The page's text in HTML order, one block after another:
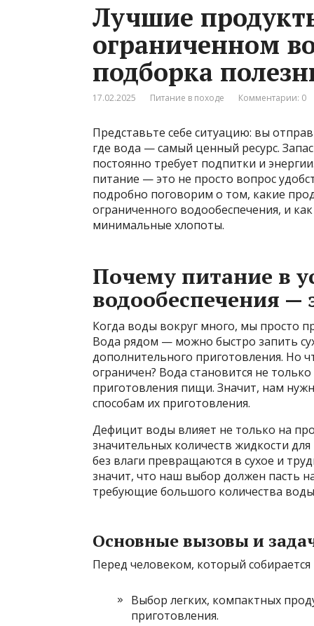
Лучшие
ограниченном
подборка
17.02.2025 Питание в походе Комментарии: 0
Представьте себе ситуацию: вы
где вода — самый ценный ресурс.
постоянно требует подпитки и
питание — это не просто вопрос
подробно поговорим о том, какие
ограниченного водообеспечения, и
минимальные хлопоты.
Почему питание в
водообеспечения —
Когда воды вокруг много, мы просто
Вода рядом — можно быстро запить
дополнительного приготовления. Но
ограничен? Вода становится не
приготовления пищи. Значит, нам
способам их приготовления.
Дефицит воды влияет не только на
значительных количеств жидкости
без влаги превращаются в сухое и
значит, что наш выбор должен пасть
требующие большого количества
Основные вызовы и
Перед человеком, который
Выбор легких, компактных
приготовления.